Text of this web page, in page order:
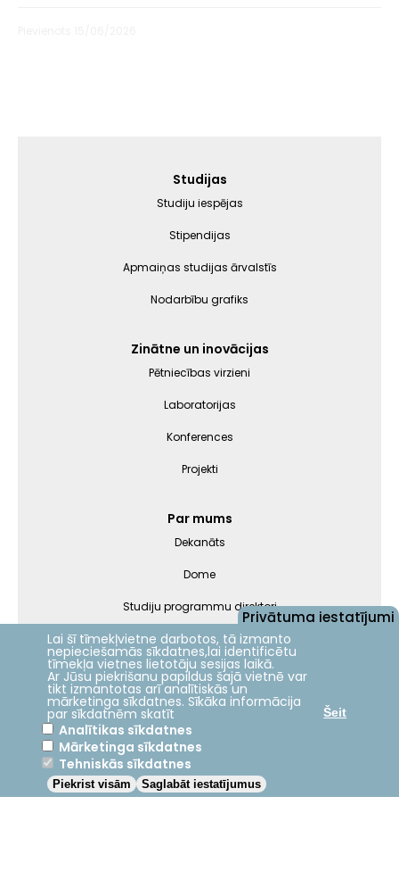
Studijas
Studiju iespējas
Stipendijas
Apmaiņas studijas ārvalstīs
Nodarbību grafiks
Zinātne un inovācijas
Pētniecības virzieni
Laboratorijas
Konferences
Projekti
Par mums
Dekanāts
Dome
Studiju programmu direktori
Darbinieki
Nāc studēt
Jelgava
2024 © LBTU ITZAC
Privātuma iestatījumi
Lai šī tīmekļvietne darbotos, tā izmanto
nepieciešamās sīkdatnes,lai identificētu
tīmekļa vietnes lietotāju sesijas laikā.
Ar Jūsu piekrišanu papildus šajā vietnē var
tikt izmantotas arī analītiskās un
mārketinga sīkdatnes. Sīkāka informācija
par sīkdatnēm skatīt Šeit
Analītikas sīkdatnes
Mārketinga sīkdatnes
Tehniskās sīkdatnes
Saglabāt iestatījumus
Piekrist visām